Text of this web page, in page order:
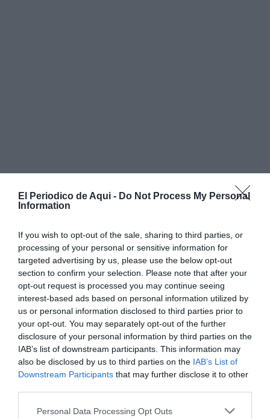
El Periodico de Aqui - Do Not Process My Personal
Information
If you wish to opt-out of the sale, sharing to third parties, or
processing of your personal or sensitive information for
targeted advertising by us, please use the below opt-out
section to confirm your selection. Please note that after your
opt-out request is processed you may continue seeing
interest-based ads based on personal information utilized by
us or personal information disclosed to third parties prior to
your opt-out. You may separately opt-out of the further
disclosure of your personal information by third parties on the
IAB’s list of downstream participants. This information may
also be disclosed by us to third parties on the IAB’s List of
Downstream Participants that may further disclose it to other
Personal Data Processing Opt Outs
en el
Auditorio de Santa Magdalena
, donde ambas
local. Al día siguiente, será la Agrupación Musical
Santa Magdalena la que viaje hasta Tírig para
participar en el segundo concierto del intercambio,
con la Banda de Música Santa Quiteria como
anfitriona.
El presidente de la Agrupación Musical Santa
Magdalena,Vicent Pegueroles, destacó la continuidad
de esta colaboración: "Un año más formamos parte de